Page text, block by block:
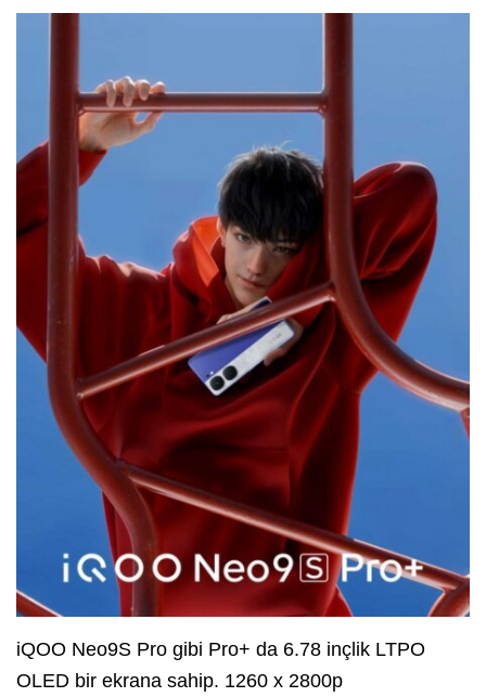
iQOO Neo9S Pro gibi Pro+ da 6.78 inçlik LTPO
OLED bir ekrana sahip. 1260 x 2800p